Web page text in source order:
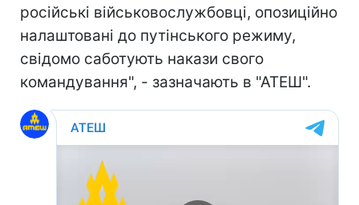
російські військовослужбовці, опозиційно
налаштовані до путінського режиму,
свідомо саботують накази свого
командування", - зазначають в "АТЕШ".